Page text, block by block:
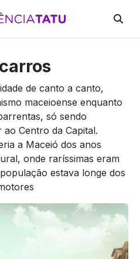
de canto a canto,
maceioense enquanto
só sendo
Centro da Capital.
a Maceió dos anos
onde raríssimas eram
estava longe dos